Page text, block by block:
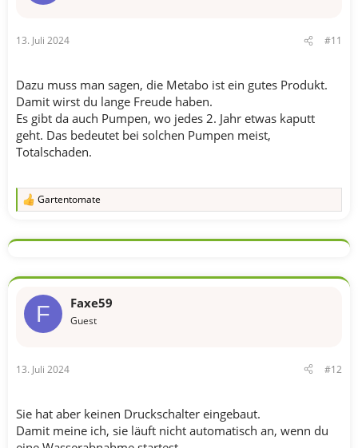
13. Juli 2024 #11
Dazu muss man sagen, die Metabo ist ein gutes Produkt.
Damit wirst du lange Freude haben.
Es gibt da auch Pumpen, wo jedes 2. Jahr etwas kaputt
geht. Das bedeutet bei solchen Pumpen meist,
Totalschaden.
R
k
o
e
n
Gartentomate
F Faxe59
Guest
13. Juli 2024 #12
Sie hat aber keinen Druckschalter eingebaut.
Damit meine ich, sie läuft nicht automatisch an, wenn du